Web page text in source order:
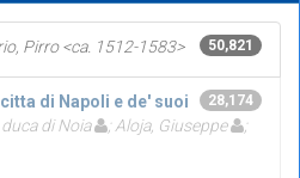
50,821
Pirro <ca. 1512-1583>
28,174
di Napoli e de' suoi
di Noia ; Aloja, Giuseppe